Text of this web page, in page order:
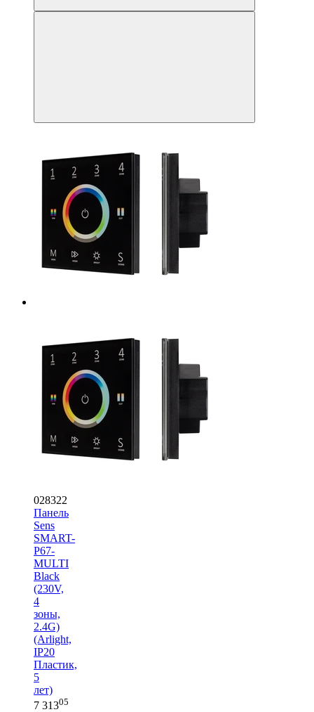
028322
Панель
Sens
SMART-
P67-
MULTI
Black
(230V,
4
зоны,
2.4G)
(Arlight,
IP20
Пластик,
5
лет)
7 31305